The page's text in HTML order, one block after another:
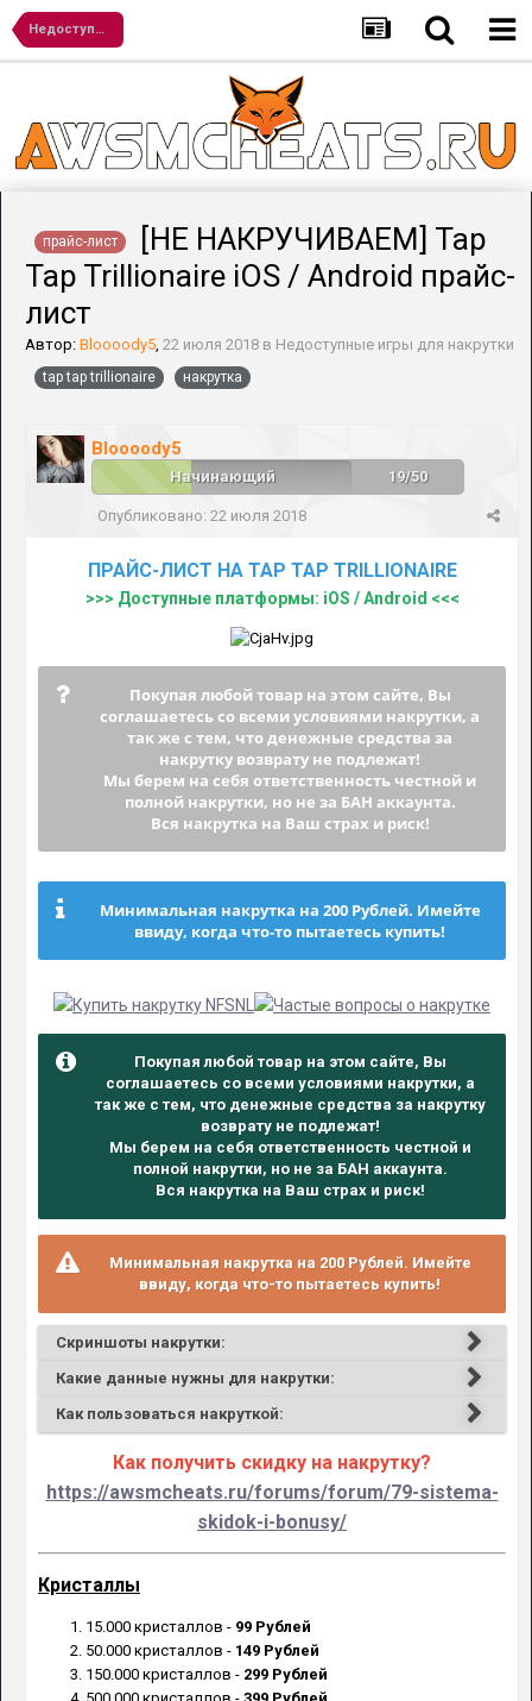
Недоступные игры для накрутки
прайс-лист
[НЕ НАКРУЧИВАЕМ] Tap
Tap Trillionaire iOS / Android прайс-
лист
Автор: Bloooody5, 22 июля 2018 в Недоступные игры для накрутки
tap tap trillionaire накрутка
Bloooody5
Начинающий 19/50
Опубликовано: 22 июля 2018
ПРАЙС-ЛИСТ НА TAP TAP TRILLIONAIRE
>>> Доступные платформы: iOS / Android <<<
Покупая любой товар на этом сайте, Вы
соглашаетесь со всеми условиями накрутки, а
так же с тем, что денежные средства за
накрутку возврату не подлежат!
Мы берем на себя ответственность честной и
полной накрутки, но не за БАН аккаунта.
Вся накрутка на Ваш страх и риск!
Минимальная накрутка на 200 Рублей. Имейте
ввиду, когда что-то пытаетесь купить!
Покупая любой товар на этом сайте, Вы
соглашаетесь со всеми условиями накрутки, а
так же с тем, что денежные средства за накрутку
возврату не подлежат!
Мы берем на себя ответственность честной и
полной накрутки, но не за БАН аккаунта.
Вся накрутка на Ваш страх и риск!
Минимальная накрутка на 200 Рублей. Имейте
ввиду, когда что-то пытаетесь купить!
Скриншоты накрутки:
Какие данные нужны для накрутки:
Как пользоваться накруткой:
Как получить скидку на накрутку?
https://awsmcheats.ru/forums/forum/79-sistema-
skidok-i-bonusy/
Кристаллы
15.000 кристаллов - 99 Рублей
50.000 кристаллов - 149 Рублей
150.000 кристаллов - 299 Рублей